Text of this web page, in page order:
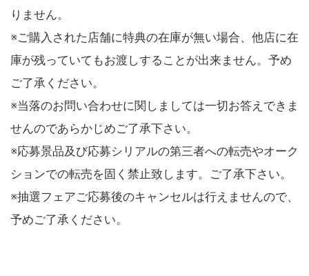
りません。
※ご購入された店舗に特典の在庫が無い場合、他店に在
庫が残っていてもお渡しすることが出来ません。予め
ご了承ください。
※当落のお問い合わせに関しましては一切お答えできま
せんのであらかじめご了承下さい。
※応募景品及び応募シリアルの第三者への転売やオーク
ションでの転売を固く禁止致します。ご了承下さい。
※抽選フェアご応募後のキャンセルは行えませんので、
予めご了承ください。